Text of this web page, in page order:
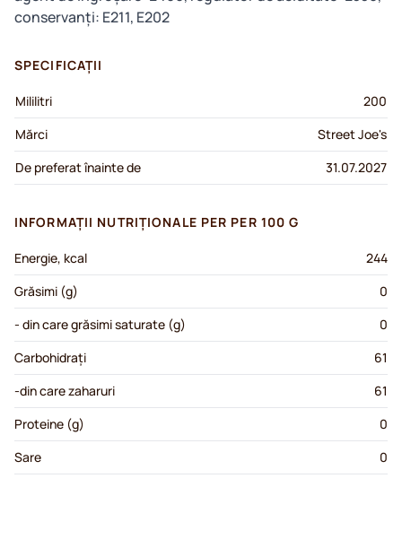
conservanți: E211, E202
SPECIFICAȚII
Mililitri
200
Mărci
Street Joe's
De preferat înainte de
31.07.2027
INFORMAȚII NUTRIȚIONALE PER PER 100 G
Energie, kcal
244
Grăsimi (g)
0
- din care grăsimi saturate (g)
0
Carbohidrați
61
-din care zaharuri
61
Proteine (g)
0
Sare
0